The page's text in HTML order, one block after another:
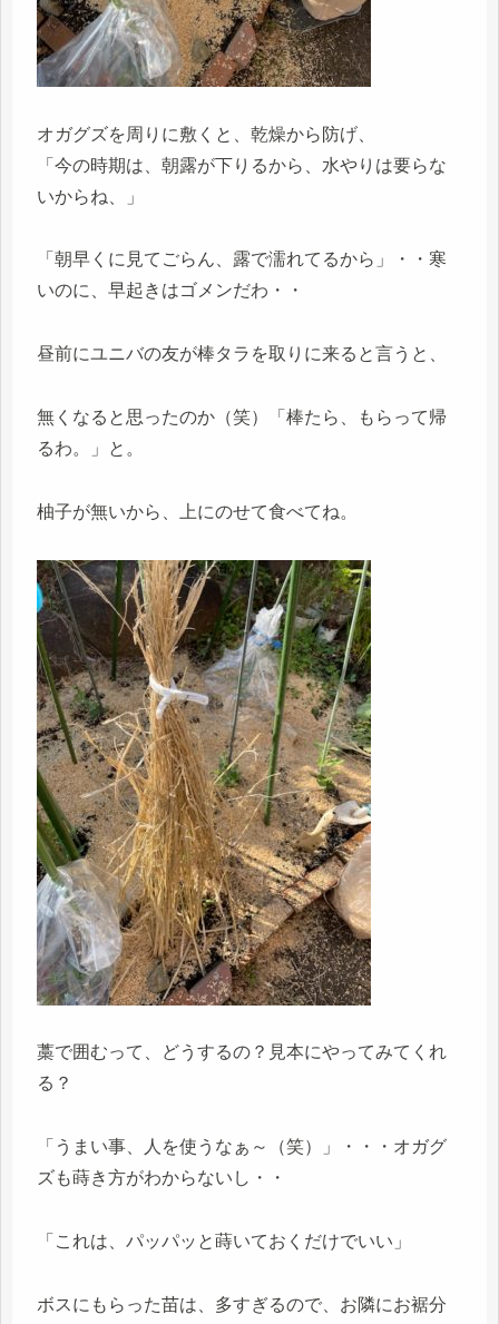
オガグズを周りに敷くと、乾燥から防げ、
「今の時期は、朝露が下りるから、水やりは要らな
いからね、」
「朝早くに見てごらん、露で濡れてるから」・・寒
いのに、早起きはゴメンだわ・・
昼前にユニバの友が棒タラを取りに来ると言うと、
無くなると思ったのか（笑）「棒たら、もらって帰
るわ。」と。
柚子が無いから、上にのせて食べてね。
藁で囲むって、どうするの？見本にやってみてくれ
る？
「うまい事、人を使うなぁ～（笑）」・・・オガグ
ズも蒔き方がわからないし・・
「これは、パッパッと蒔いておくだけでいい」
ボスにもらった苗は、多すぎるので、お隣にお裾分